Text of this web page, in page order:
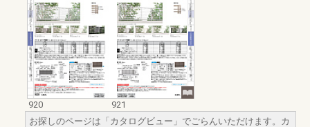
920
921
お探しのページは「カタログビュー」でごらんいただけます。カ